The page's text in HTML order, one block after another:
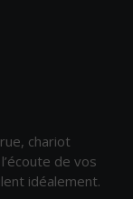
chariot
de vos
idéalement.